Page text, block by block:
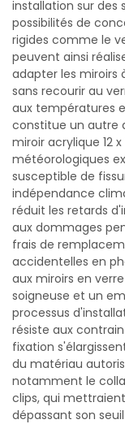
installation sur des
possibilités de
rigides comme le
peuvent ainsi
adapter les miroirs
sans recourir au
aux températures
constitue un autre
miroir acrylique 12
météorologiques
susceptible de
indépendance
réduit les retards
aux dommages
frais de
accidentelles en
aux miroirs en
soigneuse et un
processus
résiste aux
fixation
du matériau
notamment le
clips, qui
dépassant son